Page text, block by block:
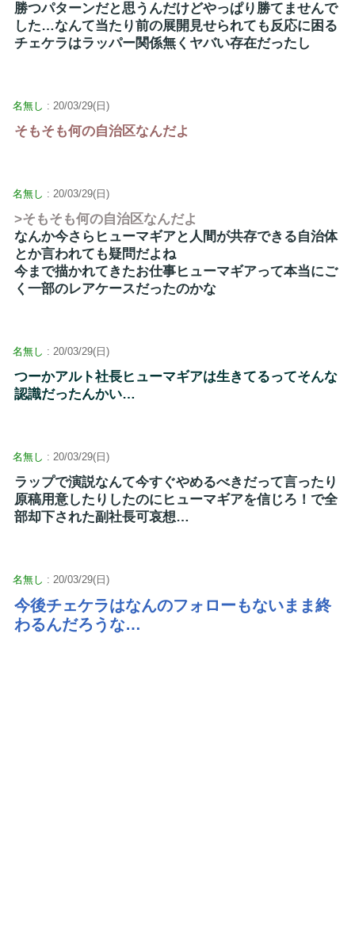
勝つパターンだと思うんだけどやっぱり勝てませんで
した…なんて当たり前の展開見せられても反応に困る
チェケラはラッパー関係無くヤバい存在だったし
名無し : 20/03/29(日)
そもそも何の自治区なんだよ
名無し : 20/03/29(日)
>そもそも何の自治区なんだよ
なんか今さらヒューマギアと人間が共存できる自治体
とか言われても疑問だよね
今まで描かれてきたお仕事ヒューマギアって本当にご
く一部のレアケースだったのかな
名無し : 20/03/29(日)
つーかアルト社長ヒューマギアは生きてるってそんな
認識だったんかい…
名無し : 20/03/29(日)
ラップで演説なんて今すぐやめるべきだって言ったり
原稿用意したりしたのにヒューマギアを信じろ！で全
部却下された副社長可哀想…
名無し : 20/03/29(日)
今後チェケラはなんのフォローもないまま終
わるんだろうな…